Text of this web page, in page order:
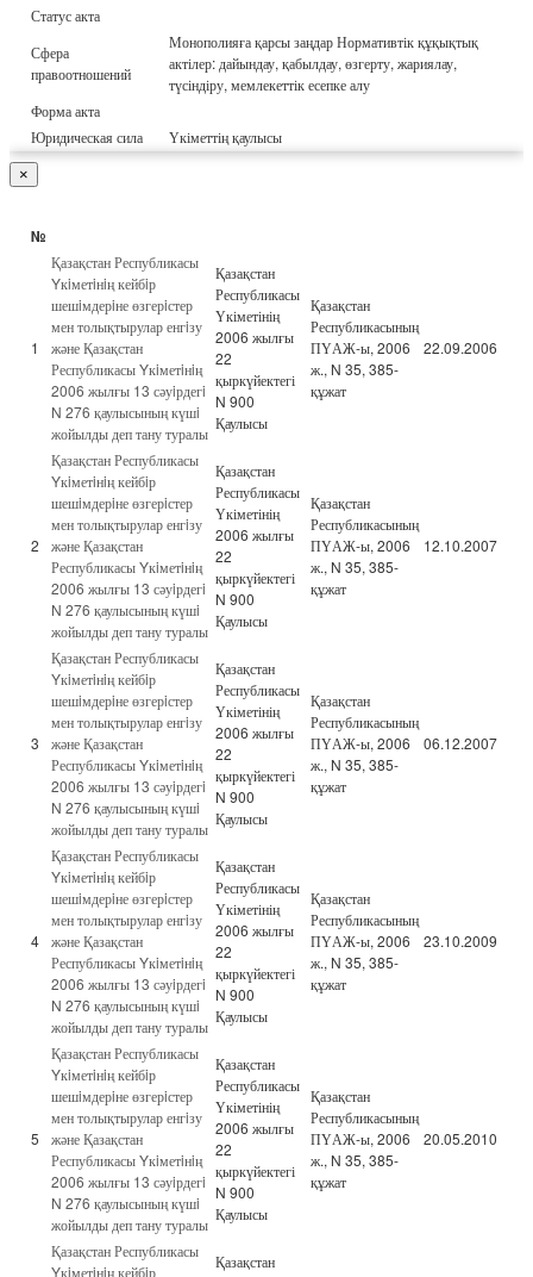
Статус акта
Сфера
правоотношений
Монополияға қарсы заңдар Нормативтік құқықтық
актілер: дайындау, қабылдау, өзгерту, жариялау,
түсіндіру, мемлекеттік есепке алу
Форма акта
Юридическая сила
Үкіметтің қаулысы
×
№
1
Қазақстан Республикасы
Yкiметiнiң кейбiр
шешiмдерiне өзгерiстер
мен толықтырулар енгiзу
және Қазақстан
Республикасы Yкiметiнiң
2006 жылғы 13 сәуiрдегi
N 276 қаулысының күшi
жойылды деп тану туралы
Қазақстан
Республикасы
Үкіметінің
2006 жылғы
22
қыркүйектегі
N 900
Қаулысы
Қазақстан
Республикасының
ПҮАЖ-ы, 2006
ж., N 35, 385-
құжат
22.09.2006
2
Қазақстан Республикасы
Yкiметiнiң кейбiр
шешiмдерiне өзгерiстер
мен толықтырулар енгiзу
және Қазақстан
Республикасы Yкiметiнiң
2006 жылғы 13 сәуiрдегi
N 276 қаулысының күшi
жойылды деп тану туралы
Қазақстан
Республикасы
Үкіметінің
2006 жылғы
22
қыркүйектегі
N 900
Қаулысы
Қазақстан
Республикасының
ПҮАЖ-ы, 2006
ж., N 35, 385-
құжат
12.10.2007
3
Қазақстан Республикасы
Yкiметiнiң кейбiр
шешiмдерiне өзгерiстер
мен толықтырулар енгiзу
және Қазақстан
Республикасы Yкiметiнiң
2006 жылғы 13 сәуiрдегi
N 276 қаулысының күшi
жойылды деп тану туралы
Қазақстан
Республикасы
Үкіметінің
2006 жылғы
22
қыркүйектегі
N 900
Қаулысы
Қазақстан
Республикасының
ПҮАЖ-ы, 2006
ж., N 35, 385-
құжат
06.12.2007
4
Қазақстан Республикасы
Yкiметiнiң кейбiр
шешiмдерiне өзгерiстер
мен толықтырулар енгiзу
және Қазақстан
Республикасы Yкiметiнiң
2006 жылғы 13 сәуiрдегi
N 276 қаулысының күшi
жойылды деп тану туралы
Қазақстан
Республикасы
Үкіметінің
2006 жылғы
22
қыркүйектегі
N 900
Қаулысы
Қазақстан
Республикасының
ПҮАЖ-ы, 2006
ж., N 35, 385-
құжат
23.10.2009
5
Қазақстан Республикасы
Yкiметiнiң кейбiр
шешiмдерiне өзгерiстер
мен толықтырулар енгiзу
және Қазақстан
Республикасы Yкiметiнiң
2006 жылғы 13 сәуiрдегi
N 276 қаулысының күшi
жойылды деп тану туралы
Қазақстан
Республикасы
Үкіметінің
2006 жылғы
22
қыркүйектегі
N 900
Қаулысы
Қазақстан
Республикасының
ПҮАЖ-ы, 2006
ж., N 35, 385-
құжат
20.05.2010
Қазақстан Республикасы
Yкiметiнiң кейбiр
Қазақстан